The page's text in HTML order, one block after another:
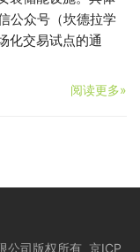
公众号（坎德拉学
化交易试点的通
阅读更多»
公司版权所有 京ICP